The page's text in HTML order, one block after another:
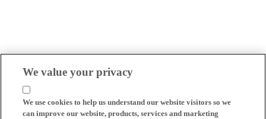
We value your privacy
We use cookies to help us understand our website visitors so we
can improve our website, products, services and marketing